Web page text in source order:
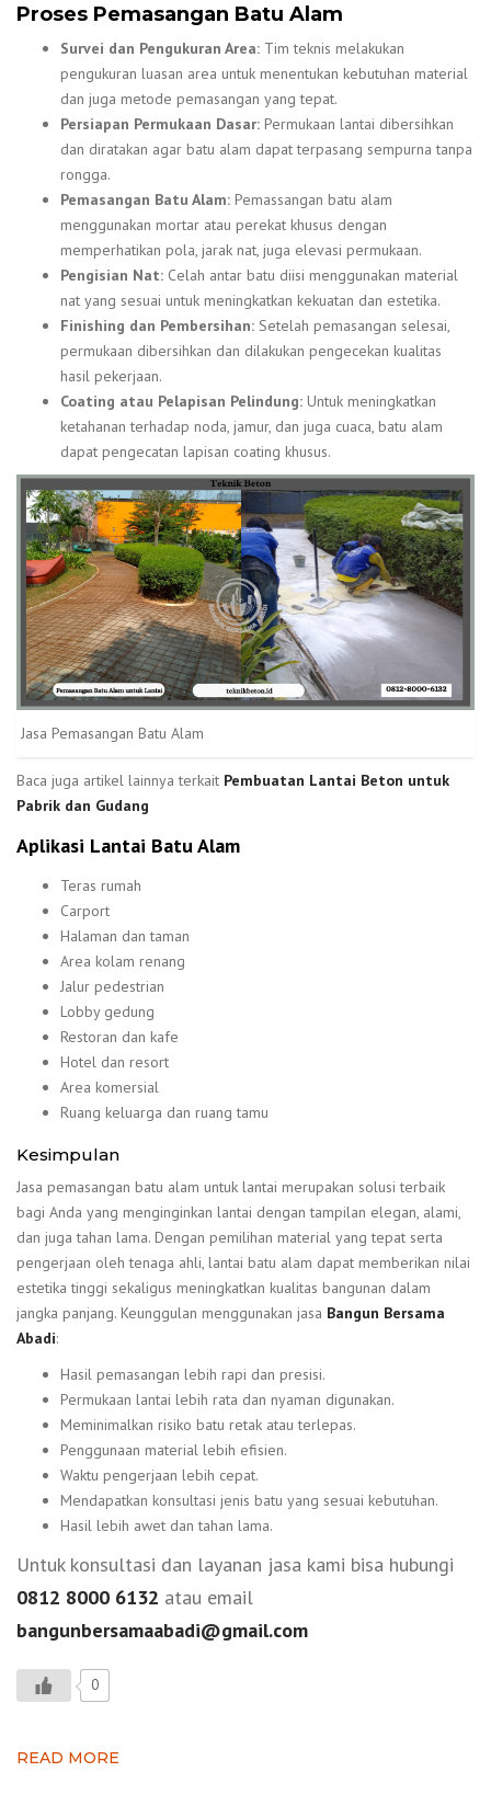
Proses Pemasangan Batu Alam
Survei dan Pengukuran Area: Tim teknis melakukan
pengukuran luasan area untuk menentukan kebutuhan material
dan juga metode pemasangan yang tepat.
Persiapan Permukaan Dasar: Permukaan lantai dibersihkan
dan diratakan agar batu alam dapat terpasang sempurna tanpa
rongga.
Pemasangan Batu Alam: Pemassangan batu alam
menggunakan mortar atau perekat khusus dengan
memperhatikan pola, jarak nat, juga elevasi permukaan.
Pengisian Nat: Celah antar batu diisi menggunakan material
nat yang sesuai untuk meningkatkan kekuatan dan estetika.
Finishing dan Pembersihan: Setelah pemasangan selesai,
permukaan dibersihkan dan dilakukan pengecekan kualitas
hasil pekerjaan.
Coating atau Pelapisan Pelindung: Untuk meningkatkan
ketahanan terhadap noda, jamur, dan juga cuaca, batu alam
dapat pengecatan lapisan coating khusus.
Jasa Pemasangan Batu Alam
Baca juga artikel lainnya terkait Pembuatan Lantai Beton untuk
Pabrik dan Gudang
Aplikasi Lantai Batu Alam
Teras rumah
Carport
Halaman dan taman
Area kolam renang
Jalur pedestrian
Lobby gedung
Restoran dan kafe
Hotel dan resort
Area komersial
Ruang keluarga dan ruang tamu
Kesimpulan
Jasa pemasangan batu alam untuk lantai merupakan solusi terbaik
bagi Anda yang menginginkan lantai dengan tampilan elegan, alami,
dan juga tahan lama. Dengan pemilihan material yang tepat serta
pengerjaan oleh tenaga ahli, lantai batu alam dapat memberikan nilai
estetika tinggi sekaligus meningkatkan kualitas bangunan dalam
jangka panjang. Keunggulan menggunakan jasa Bangun Bersama
Abadi:
Hasil pemasangan lebih rapi dan presisi.
Permukaan lantai lebih rata dan nyaman digunakan.
Meminimalkan risiko batu retak atau terlepas.
Penggunaan material lebih efisien.
Waktu pengerjaan lebih cepat.
Mendapatkan konsultasi jenis batu yang sesuai kebutuhan.
Hasil lebih awet dan tahan lama.
Untuk konsultasi dan layanan jasa kami bisa hubungi
0812 8000 6132 atau email
bangunbersamaabadi@gmail.com
0
READ MORE